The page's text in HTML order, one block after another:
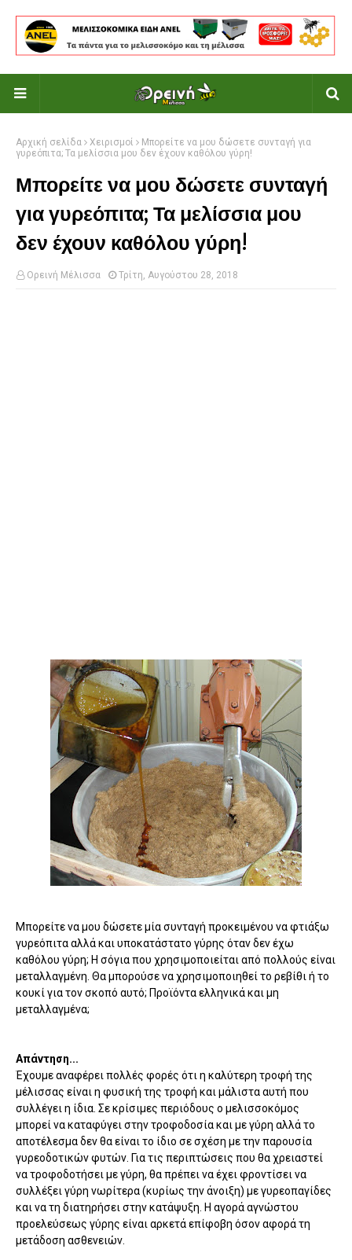
Αρχική σελίδα Χειρισμοί
Μπορείτε να μου δώσετε συνταγή για
γυρεόπιτα; Τα μελίσσια μου δεν έχουν καθόλου γύρη!
Μπορείτε να μου δώσετε συνταγή
για γυρεόπιτα; Τα μελίσσια μου
δεν έχουν καθόλου γύρη!
Ορεινή Μέλισσα Τρίτη, Αυγούστου 28, 2018
Μπορείτε να μου δώσετε μία συνταγή προκειμένου να φτιάξω
γυρεόπιτα αλλά και υποκατάστατο γύρης όταν δεν έχω
καθόλου γύρη; Η σόγια που χρησιμοποιείται από πολλούς είναι
μεταλλαγμένη. Θα μπορούσε να χρησιμοποιηθεί το ρεβίθι ή το
κουκί για τον σκοπό αυτό; Προϊόντα ελληνικά και μη
μεταλλαγμένα;
Απάντηση...
Έχουμε αναφέρει πολλές φορές ότι η καλύτερη τροφή της
μέλισσας είναι η φυσική της τροφή και μάλιστα αυτή που
συλλέγει η ίδια. Σε κρίσιμες περιόδους ο μελισσοκόμος
μπορεί να καταφύγει στην τροφοδοσία και με γύρη αλλά το
αποτέλεσμα δεν θα είναι το ίδιο σε σχέση με την παρουσία
γυρεοδοτικών φυτών. Για τις περιπτώσεις που θα χρειαστεί
να τροφοδοτήσει με γύρη, θα πρέπει να έχει φροντίσει να
συλλέξει γύρη νωρίτερα (κυρίως την άνοιξη) με γυρεοπαγίδες
και να τη διατηρήσει στην κατάψυξη. Η αγορά αγνώστου
προελεύσεως γύρης είναι αρκετά επίφοβη όσον αφορά τη
μετάδοση ασθενειών.